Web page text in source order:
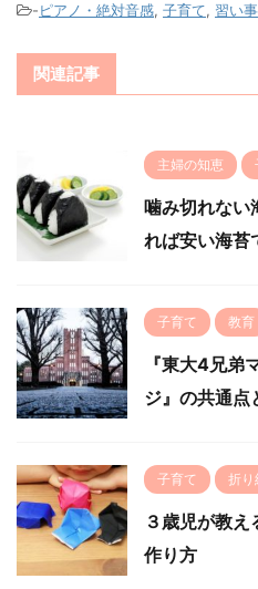
-ピアノ・絶対音感, 子育て, 習い事
関連記事
主婦の知恵
噛み切れない
れば安い海苔
子育て 教育
『東大4兄弟
ジ』の共通点
子育て 折り
３歳児が教
作り方